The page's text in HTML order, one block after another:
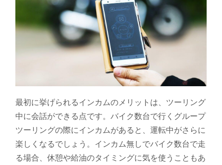
最初に挙げられるインカムのメリットは、ツーリング
中に会話ができる点です。バイク数台で行くグループ
ツーリングの際にインカムがあると、運転中がさらに
楽しくなるでしょう。インカム無しでバイク数台で走
る場合、休憩や給油のタイミングに気を使うこともあ